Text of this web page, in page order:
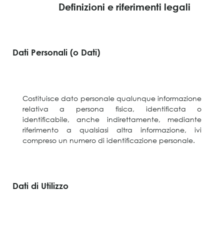
Definizioni e riferimenti legali
Dati Personali (o Dati)
Costituisce dato personale qualunque informazione
relativa a persona fisica, identificata o
identificabile, anche indirettamente, mediante
riferimento a qualsiasi altra informazione, ivi
compreso un numero di identificazione personale.
Dati di Utilizzo